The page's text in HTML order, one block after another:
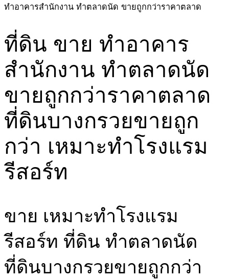
ทำอาคารสำนักงาน ทำตลาดนัด ขายถูกกว่าราคาตลาด
ที่ดิน ขาย ทำอาคาร
สำนักงาน ทำตลาดนัด
ขายถูกกว่าราคาตลาด
ที่ดินบางกรวยขายถูก
กว่า เหมาะทำโรงแรม
รีสอร์ท
ขาย เหมาะทำโรงแรม
รีสอร์ท ที่ดิน ทำตลาดนัด
ที่ดินบางกรวยขายถูกกว่า